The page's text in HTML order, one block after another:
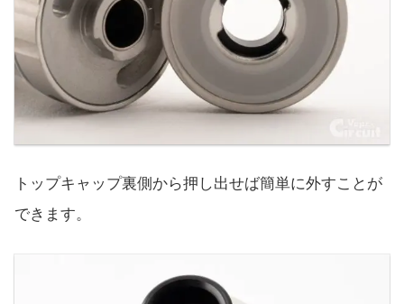
トップキャップ裏側から押し出せば簡単に外すことが
できます。